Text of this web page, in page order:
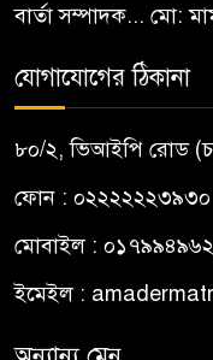
বার্তা সম্পাদক... মো:
যোগাযোগের ঠিকানা
৮০/২, ভিআইপি রোড
ফোন : ০২২২২২২৩৯৩০
মোবাইল :
ইমেইল :